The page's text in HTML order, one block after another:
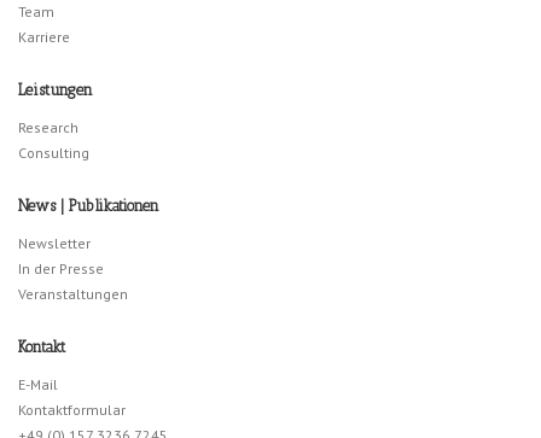
Team
Karriere
Leistungen
Research
Consulting
News | Publikationen
Newsletter
In der Presse
Veranstaltungen
Kontakt
E-Mail
Kontaktformular
+49 (0) 157 3236 7245